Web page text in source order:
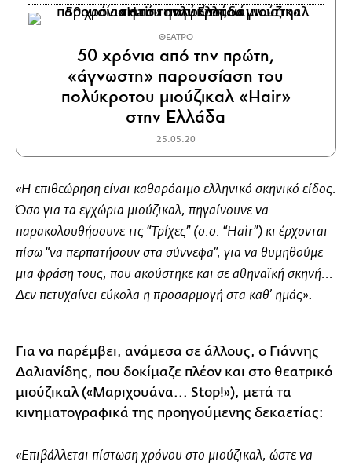
ΘΕΑΤΡΟ
50 χρόνια από την πρώτη,
«άγνωστη» παρουσίαση του
πολύκροτου μιούζικαλ «Hair»
στην Ελλάδα
25.05.20
«Η επιθεώρηση είναι καθαρόαιμο ελληνικό σκηνικό είδος.
Όσο για τα εγχώρια μιούζικαλ, πηγαίνουνε να
παρακολουθήσουνε τις “Τρίχες” (σ.σ. “Hair”) κι έρχονται
πίσω “να περπατήσουν στα σύννεφα”, για να θυμηθούμε
μια φράση τους, που ακούστηκε και σε αθηναϊκή σκηνή...
Δεν πετυχαίνει εύκολα η προσαρμογή στα καθ’ ημάς».
Για να παρέμβει, ανάμεσα σε άλλους, ο Γιάννης
Δαλιανίδης, που δοκίμαζε πλέον και στο θεατρικό
μιούζικαλ («Μαριχουάνα... Stop!»), μετά τα
κινηματογραφικά της προηγούμενης δεκαετίας:
«Επιβάλλεται πίστωση χρόνου στο μιούζικαλ, ώστε να